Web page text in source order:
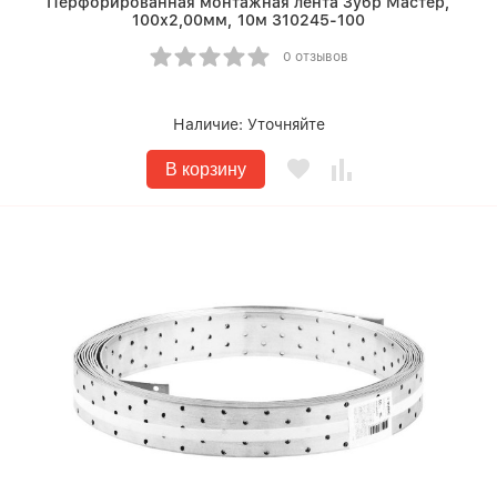
100х2,00мм, 10м 310245-100
0 отзывов
Наличие: Уточняйте
В корзину